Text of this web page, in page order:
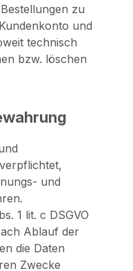
zu
und
technisch
bzw. löschen
und
1 lit. c DSGVO
Ablauf der
die Daten
Zwecke